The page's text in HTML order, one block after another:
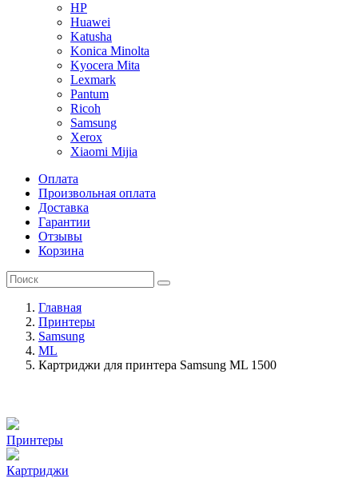
HP
Huawei
Katusha
Konica Minolta
Kyocera Mita
Lexmark
Pantum
Ricoh
Samsung
Xerox
Xiaomi Mijia
Оплата
Произвольная оплата
Доставка
Гарантии
Отзывы
Корзина
Главная
Принтеры
Samsung
ML
Картриджи для принтера Samsung ML 1500
Принтеры
Картриджи